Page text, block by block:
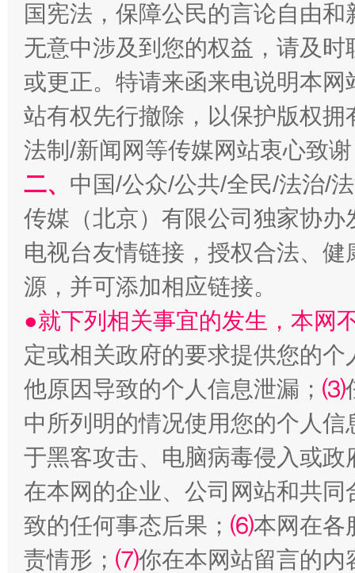
习近平的博鳌关键词
魏明亮
“刷贴”乱象丛生
揭批美国五大"原罪" "
国宪法，保障公民的言论自由
无意中涉及到您的权益，请及
或更正。特请来函来电说明本
站有权先行撤除，以保护版权
法制/新闻网等传媒网站衷心致
二、 中国/公众/公共/全民/法治/
传媒（北京）有限公司独家协
电视台友情链接，授权合法、
源，并可添加相应链接。
●就下列相关事宜的发生，本网
定或相关政府的要求提供您的个
他原因导致的个人信息泄漏； ⑶
中所列明的情况使用您的个人
于黑客攻击、电脑病毒侵入或
在本网的企业、公司网站和共
致的任何事态后果； ⑹本网在各
责情形； ⑺你在本网站留言的内